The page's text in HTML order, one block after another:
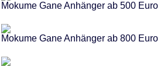
Mokume Gane Anhänger ab 500 Euro
Mokume Gane Anhänger ab 800 Euro